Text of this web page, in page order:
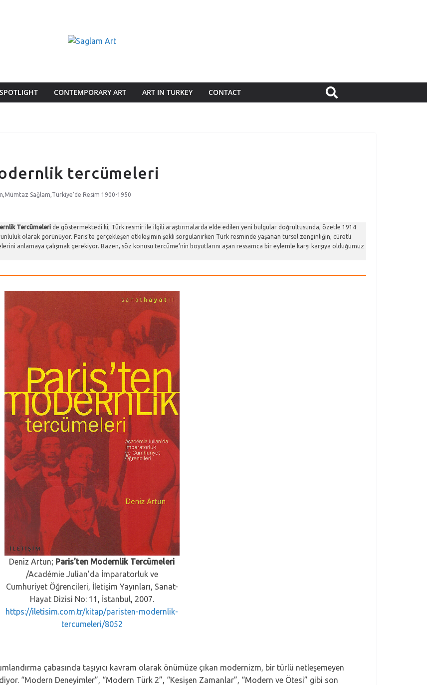
SPOTLIGHT CONTEMPORARY ART ART IN TURKEY CONTACT
tercümeleri
,Mümtaz Sağlam,Türkiye'de Resim 1900-1950
Tercümeleride göstermektedi ki; Türk resmir ile ilgili araştırmalarda elde edilen yeni bulgular doğrultusunda, özetle 1914
olarak görünüyor. Paris’te gerçekleşen etkileşimin şekli sorgulanırken Türk resminde yaşanan türsel zenginliğin, cüretli
anlamaya çalışmak gerekiyor. Bazen, söz konusu tercüme’nin boyutlarını aşan ressamca bir eylemle karşı karşıya olduğumuz
Deniz Artun; Paris’ten Modernlik Tercümeleri
/Académie Julian’da İmparatorluk ve
Cumhuriyet Öğrencileri, İletişim Yayınları, Sanat-
Hayat Dizisi No: 11, İstanbul, 2007.
https://iletisim.com.tr/kitap/paristen-modernlik-
tercumeleri/8052
çabasında taşıyıcı kavram olarak önümüze çıkan modernizm, bir türlü netleşemeyen
“Modern Deneyimler”, “Modern Türk 2”, “Kesişen Zamanlar”, “Modern ve Ötesi” gibi son